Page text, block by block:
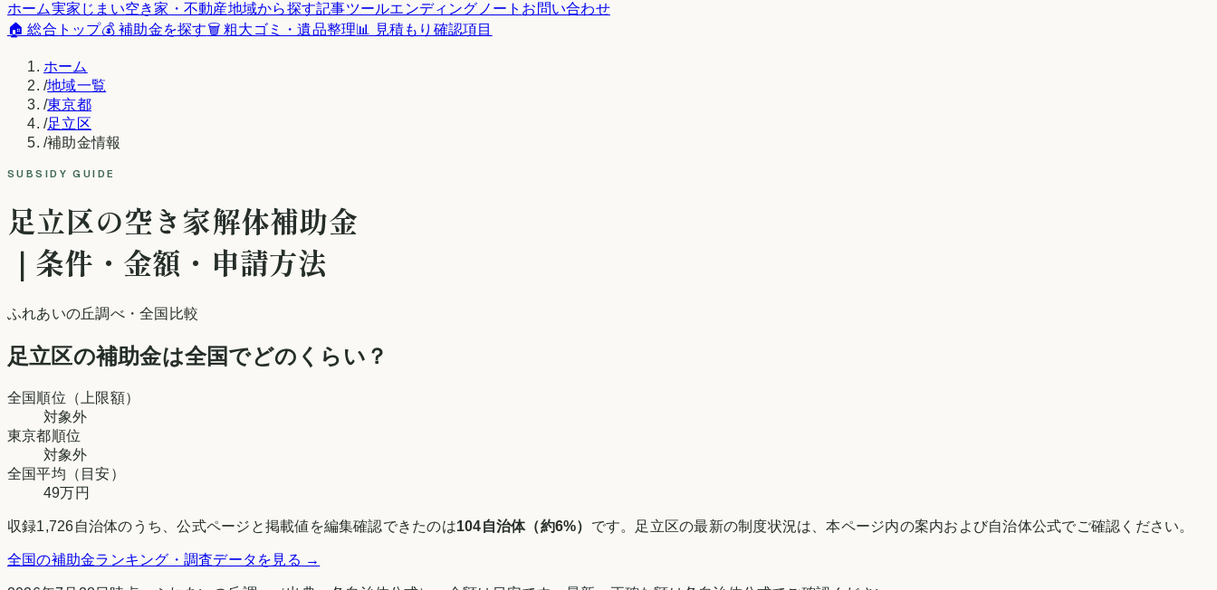
ホーム実家じまい空き家・不動産地域から探す記事ツールエンディングノート お問い合わせ
🏠 総合トップ💰 補助金を探す🗑️ 粗大ゴミ・遺品整理📊 見積もり確認項目
ホーム
/地域一覧
/東京都
/足立区
/補助金情報
SUBSIDY GUIDE
足立区の空き家解体補助金
｜条件・金額・申請方法
ふれあいの丘調べ・全国比較
足立区の補助金は全国でどのくらい？
全国順位（上限額）
対象外
東京都順位
対象外
全国平均（目安）
49万円
収録1,726自治体のうち、公式ページと掲載値を編集確認できたのは104自治体（約6%） です。 足立区の最新の制度状況は、本ページ内の案内および自治体公式でご確認ください。
全国の補助金ランキング・調査データを見る →